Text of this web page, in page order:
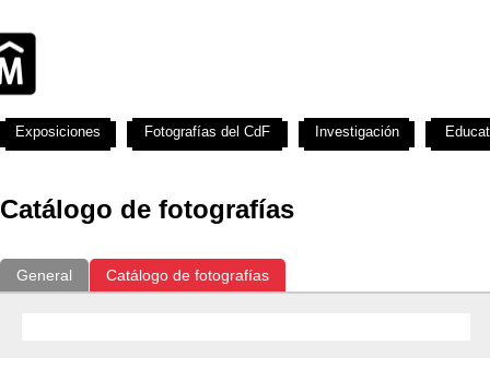
Catálogo de fotografías
General Catálogo de fotografías
Exposiciones Fotografías del CdF Investigación